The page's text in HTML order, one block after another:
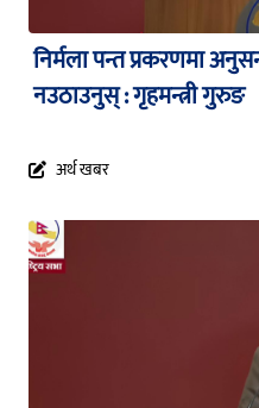
निर्मला पन्त प्रकरणमा
नउठाउनुस् : गृहमन्त्री गुरुङ
अर्थ खबर